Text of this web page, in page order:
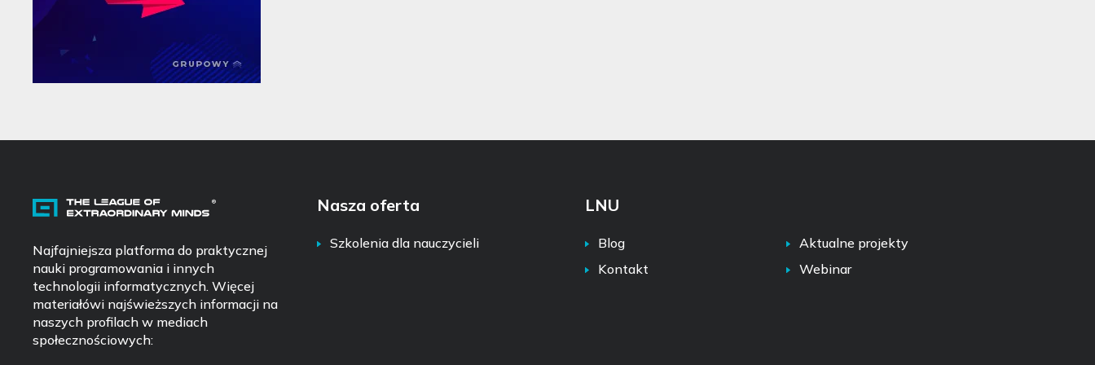
Najfajniejsza platforma do praktycznej
nauki programowania i innych
technologii informatycznych. Więcej
materiałówi najświeższych informacji na
naszych profilach w mediach
społecznościowych:
Nasza oferta
Szkolenia dla nauczycieli
LNU
Blog
Aktualne projekty
Kontakt
Webinar